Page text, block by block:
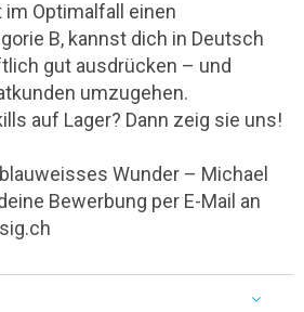
im Optimalfall einen
B, kannst dich in Deutsch
gut ausdrücken – und
umzugehen.
auf Lager? Dann zeig sie uns!
Wunder – Michael
Bewerbung per E-Mail an